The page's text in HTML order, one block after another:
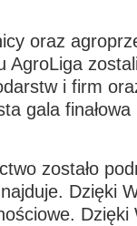
oraz
AgroLiga
i firm
gala finałowa
zostało
Dzięki
Dzięki